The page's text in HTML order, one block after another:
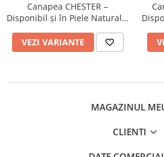
Canapea CHESTER –
Disponibil și în Piele Naturală,
Aspect Elegant
VEZI VARIANTE
MAGAZINUL
CLIENTI